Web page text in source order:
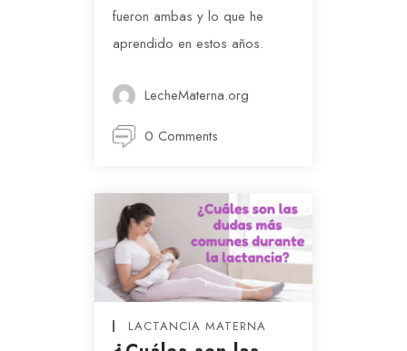
fueron ambas y lo que he
aprendido en estos años.
LecheMaterna.org
0 Comments
LACTANCIA MATERNA